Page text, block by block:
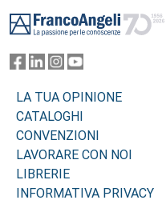
LA TUA OPINIONE
CATALOGHI
CONVENZIONI
LAVORARE CON NOI
LIBRERIE
INFORMATIVA PRIVACY